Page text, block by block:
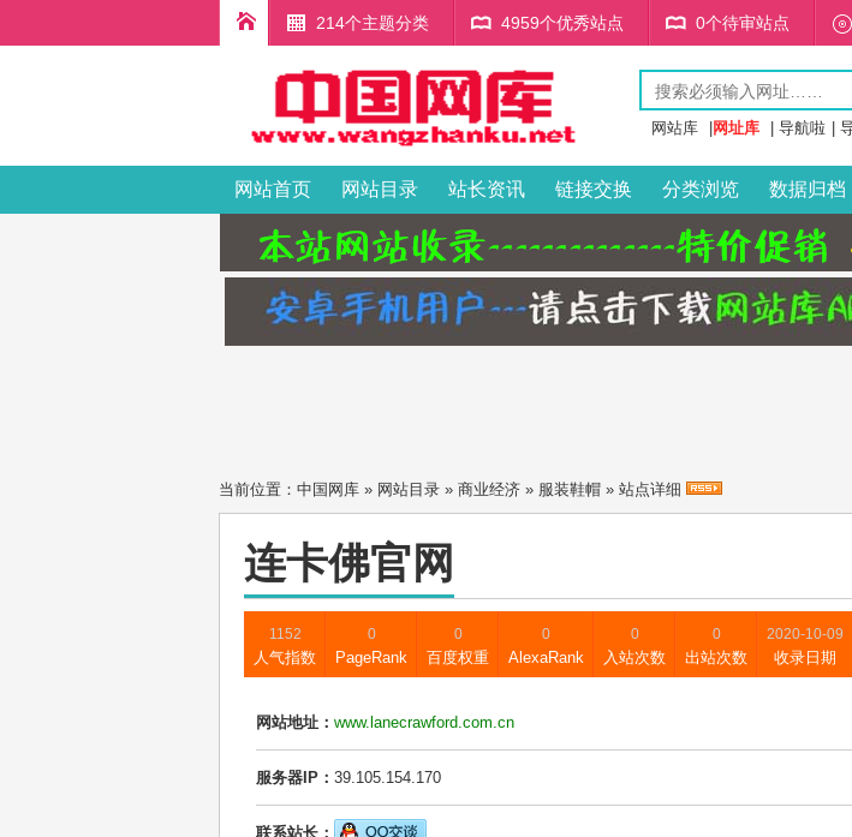
214个主题分类 4959个优秀站点 0个待审站点
网站库 网址库 导航啦
网站首页 网站目录 站长资讯 链接交换 分类浏览 数据归档
当前位置： 中国网库 » 网站目录 » 商业经济 » 服装鞋帽 » 站点详细
连卡佛官网
1152
人气指数
0
PageRank
0
百度权重
0
AlexaRank
0
入站次数
0
出站次数
2020-10-09
收录日期
网站地址： www.lanecrawford.com.cn
服务器IP： 39.105.154.170
联系站长：